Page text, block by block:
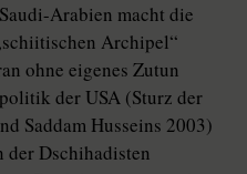
Arabien macht die
Archipel“
ohne eigenes Zutun
der USA (Sturz der
Saddam Husseins 2003)
der Dschihadisten